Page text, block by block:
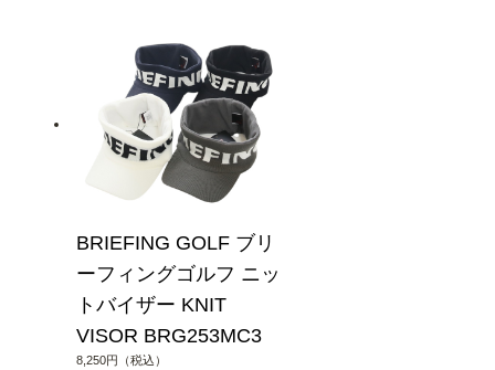
BRIEFING GOLF ブリ
ーフィングゴルフ ニッ
トバイザー KNIT
VISOR BRG253MC3
8,250円（税込）